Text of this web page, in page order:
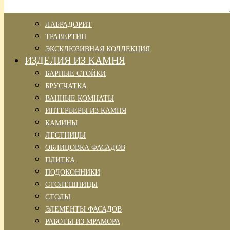
ЛАБРАДОРИТ
ТРАВЕРТИН
ЭКСКЛЮЗИВНАЯ КОЛЛЕКЦИЯ
ИЗДЕЛИЯ ИЗ КАМНЯ
БАРНЫЕ СТОЙКИ
БРУСЧАТКА
ВАННЫЕ КОМНАТЫ
ИНТЕРЬЕРЫ ИЗ КАМНЯ
КАМИНЫ
ЛЕСТНИЦЫ
ОБЛИЦОВКА ФАСАДОВ
ПЛИТКА
ПОДОКОННИКИ
СТОЛЕШНИЦЫ
СТОЛЫ
ЭЛЕМЕНТЫ ФАСАДОВ
РАБОТЫ ИЗ МРАМОРА